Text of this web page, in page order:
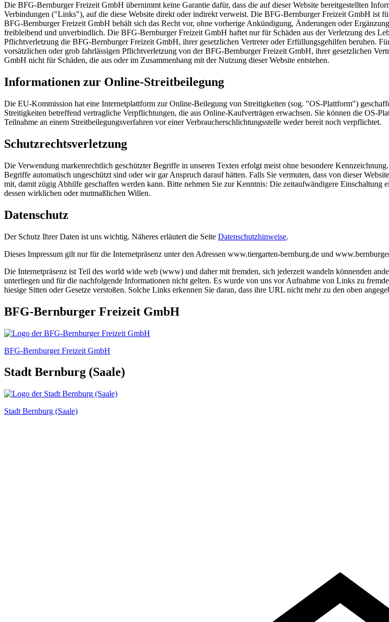
Die BFG-Bernburger Freizeit GmbH übernimmt keine Garantie dafür, dass die auf dieser Website bereitgestellten
Verbindungen ("Links"), auf die diese Website direkt oder indirekt verweist. Die BFG-Bernburger Freizeit GmbH ist
BFG-Bernburger Freizeit GmbH behält sich das Recht vor, ohne vorherige Ankündigung, Änderungen oder
freibleibend und unverbindlich. Die BFG-Bernburger Freizeit GmbH haftet nur für Schäden aus der Verletzung des
Pflichtverletzung die BFG-Bernburger Freizeit GmbH, ihrer gesetzlichen Vertreter oder Erfüllungsgehilfen beruhen.
vorsätzlichen oder grob fahrlässigen Pflichtverletzung von der BFG-Bernburger Freizeit GmbH, ihrer gesetzlichen
GmbH nicht für Schäden, die aus oder im Zusammenhang mit der Nutzung dieser Website entstehen.
Informationen zur Online-Streitbeilegung
Die EU-Kommission hat eine Internetplattform zur Online-Beilegung von Streitigkeiten (sog. "OS-Plattform")
Streitigkeiten betreffend vertragliche Verpflichtungen, die aus Online-Kaufverträgen erwachsen. Sie können die OS-
Teilnahme an einem Streitbeilegungsverfahren vor einer Verbraucherschlichtungsstelle weder bereit noch verpflichtet.
Schutzrechtsverletzung
Die Verwendung markenrechtlich geschützter Begriffe in unseren Texten erfolgt meist ohne besondere
Begriffe automatisch ungeschützt sind oder wir gar Anspruch darauf hätten. Falls Sie vermuten, dass von dieser
mit, damit zügig Abhilfe geschaffen werden kann. Bitte nehmen Sie zur Kenntnis: Die zeitaufwändigere
dessen wirklichen oder mutmaßlichen Willen.
Datenschutz
Der Schutz Ihrer Daten ist uns wichtig. Näheres erläutert die Seite Datenschutzhinweise.
Dieses Impressum gilt nur für die Internetpräsenz unter den Adressen www.tiergarten-bernburg.de und
Die Internetpräsenz ist Teil des world wide web (www) und daher mit fremden, sich jederzeit wandeln könnenden
unterliegen und für die nachfolgende Informationen nicht gelten. Es wurde von uns vor Aufnahme von Links zu
hiesige Sitten oder Gesetze verstoßen. Solche Links erkennen Sie daran, dass ihre URL nicht mehr zu den oben
BFG-Bernburger Freizeit GmbH
BFG-Bernburger Freizeit GmbH
Stadt Bernburg (Saale)
Stadt Bernburg (Saale)